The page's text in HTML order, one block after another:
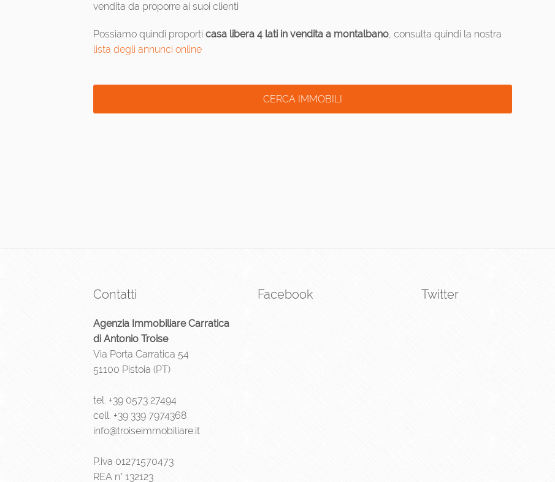
vendita da proporre ai suoi clienti
Possiamo quindi proporti casa libera 4 lati in vendita a montalbano, consulta quindi la nostra
lista degli annunci online
CERCA IMMOBILI
Contatti
Agenzia Immobiliare Carratica
di Antonio Troise
Via Porta Carratica 54
51100 Pistoia (PT)
tel. +39 0573 27494
cell. +39 339 7974368
info@troiseimmobiliare.it
P.iva 01271570473
REA n° 132123
Facebook Twitter